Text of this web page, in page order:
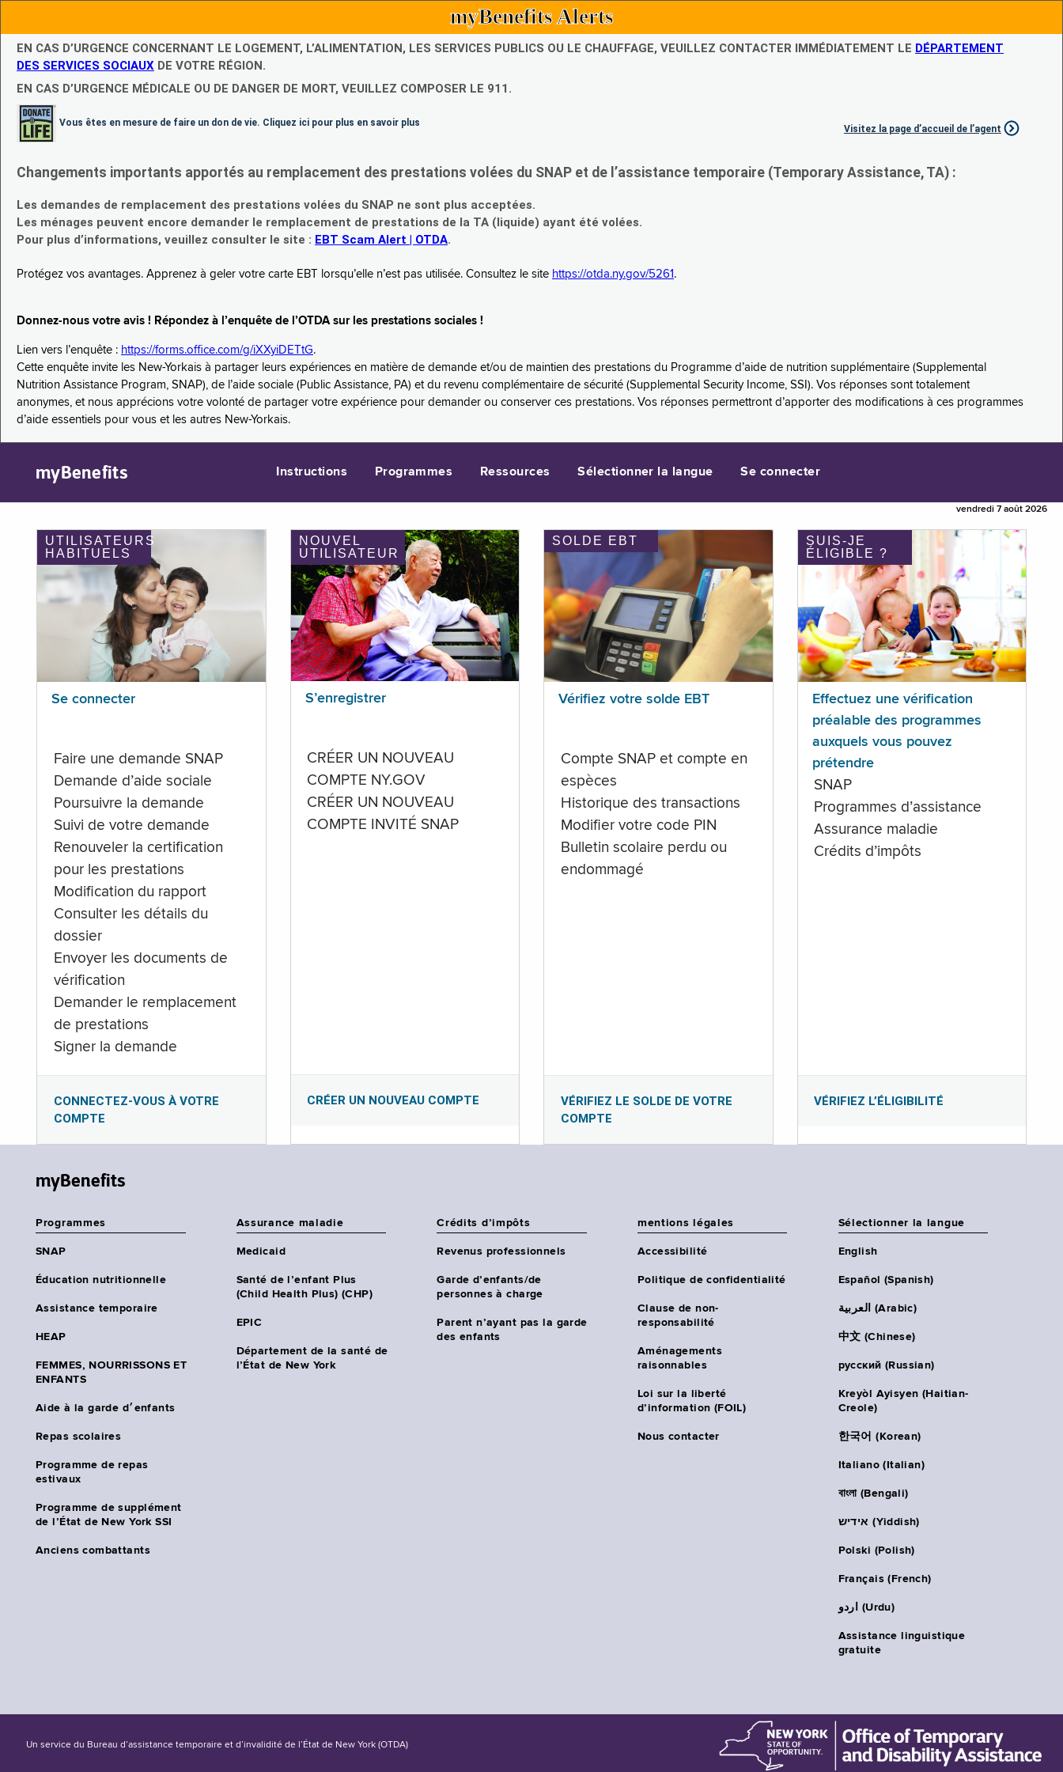
myBenefits Alerts
EN CAS D’URGENCE CONCERNANT LE LOGEMENT, L’ALIMENTATION, LES SERVICES PUBLICS OU LE CHAUFFAGE, VEUILLEZ CONTACTER IMMÉDIATEMENT LE DÉPARTEMENT
DES SERVICES SOCIAUX DE VOTRE RÉGION.
EN CAS D’URGENCE MÉDICALE OU DE DANGER DE MORT, VEUILLEZ COMPOSER LE 911.
Vous êtes en mesure de faire un don de vie. Cliquez ici pour plus en savoir plus
Visitez la page d’accueil de l’agent
Changements importants apportés au remplacement des prestations volées du SNAP et de l’assistance temporaire (Temporary Assistance, TA) :
Les demandes de remplacement des prestations volées du SNAP ne sont plus acceptées.
Les ménages peuvent encore demander le remplacement de prestations de la TA (liquide) ayant été volées.
Pour plus d’informations, veuillez consulter le site : EBT Scam Alert | OTDA.
Protégez vos avantages. Apprenez à geler votre carte EBT lorsqu’elle n’est pas utilisée. Consultez le site https://otda.ny.gov/5261 .
Donnez-nous votre avis ! Répondez à l’enquête de l’OTDA sur les prestations sociales !
Lien vers l’enquête : https://forms.office.com/g/iXXyiDETtG.
Cette enquête invite les New-Yorkais à partager leurs expériences en matière de demande et/ou de maintien des prestations du Programme d’aide de nutrition supplémentaire (Supplemental
Nutrition Assistance Program, SNAP), de l’aide sociale (Public Assistance, PA) et du revenu complémentaire de sécurité (Supplemental Security Income, SSI). Vos réponses sont totalement
anonymes, et nous apprécions votre volonté de partager votre expérience pour demander ou conserver ces prestations. Vos réponses permettront d’apporter des modifications à ces programmes
d’aide essentiels pour vous et les autres New-Yorkais.
myBenefits Instructions Programmes Ressources Sélectionner la langue Se connecter
vendredi 7 août 2026
UTILISATEURS
HABITUELS
Se connecter
Faire une demande SNAP
Demande d’aide sociale
Poursuivre la demande
Suivi de votre demande
Renouveler la certification
pour les prestations
Modification du rapport
Consulter les détails du
dossier
Envoyer les documents de
vérification
Demander le remplacement
de prestations
Signer la demande
CONNECTEZ-VOUS À VOTRE
COMPTE
NOUVEL
UTILISATEUR
S’enregistrer
CRÉER UN NOUVEAU
COMPTE NY.GOV
CRÉER UN NOUVEAU
COMPTE INVITÉ SNAP
CRÉER UN NOUVEAU COMPTE
SOLDE EBT
Vérifiez votre solde EBT
Compte SNAP et compte en
espèces
Historique des transactions
Modifier votre code PIN
Bulletin scolaire perdu ou
endommagé
VÉRIFIEZ LE SOLDE DE VOTRE
COMPTE
SUIS-JE
ÉLIGIBLE ?
Effectuez une vérification
préalable des programmes
auxquels vous pouvez
prétendre
SNAP
Programmes d’assistance
Assurance maladie
Crédits d’impôts
VÉRIFIEZ L’ÉLIGIBILITÉ
myBenefits
Programmes
SNAP
Éducation nutritionnelle
Assistance temporaire
HEAP
FEMMES, NOURRISSONS ET
ENFANTS
Aide à la garde d׳enfants
Repas scolaires
Programme de repas
estivaux
Programme de supplément
de l’État de New York SSI
Anciens combattants
Assurance maladie
Medicaid
Santé de l’enfant Plus
(Child Health Plus) (CHP)
EPIC
Département de la santé de
l’État de New York
Crédits d’impôts
Revenus professionnels
Garde d’enfants/de
personnes à charge
Parent n’ayant pas la garde
des enfants
mentions légales
Accessibilité
Politique de confidentialité
Clause de non-
responsabilité
Aménagements
raisonnables
Loi sur la liberté
d’information (FOIL)
Nous contacter
Sélectionner la langue
English
Español (Spanish)
العربية (Arabic)
中文 (Chinese)
русский (Russian)
Kreyòl Ayisyen (Haitian-
Creole)
한국어 (Korean)
Italiano (Italian)
বাংলা (Bengali)
אידיש (Yiddish)
Polski (Polish)
Français (French)
اردو (Urdu)
Assistance linguistique
gratuite
Un service du Bureau d’assistance temporaire et d’invalidité de l’État de New York (OTDA)